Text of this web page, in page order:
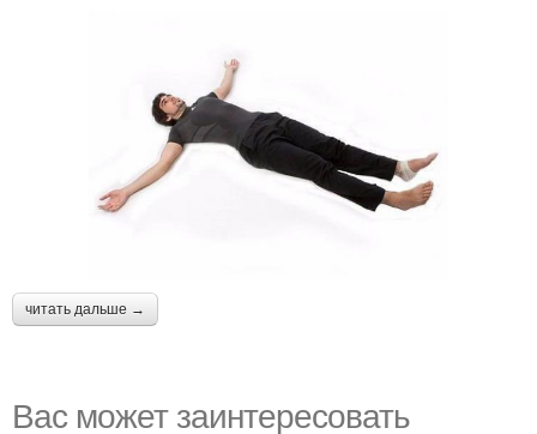
читать дальше →
Вас может заинтересовать